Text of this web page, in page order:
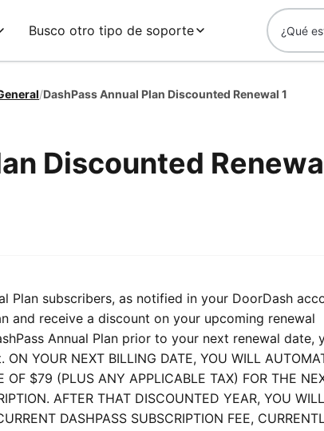
Busco otro tipo de soporte
/DashPass Annual Plan Discounted Renewal 1
Discounted
Plan subscribers, as notified in your DoorDash
and receive a discount on your upcoming renewal
Annual Plan prior to your next renewal date,
YOUR NEXT BILLING DATE, YOU WILL
OF $79 (PLUS ANY APPLICABLE TAX) FOR THE
AFTER THAT DISCOUNTED YEAR, YOU WILL
DASHPASS SUBSCRIPTION FEE,